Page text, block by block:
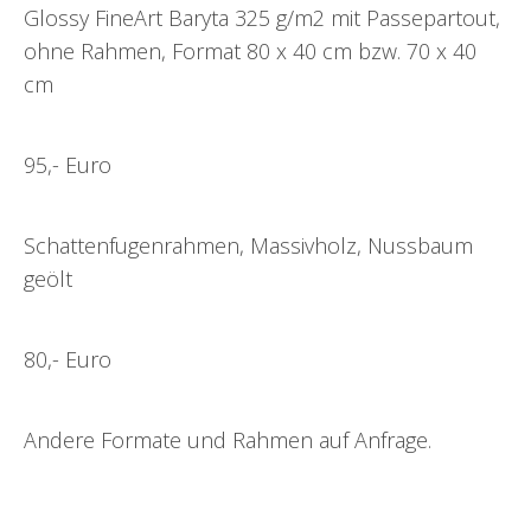
Glossy FineArt Baryta 325 g/m2 mit Passepartout,
ohne Rahmen, Format 80 x 40 cm bzw. 70 x 40
cm
95,- Euro
Schattenfugenrahmen, Massivholz, Nussbaum
geölt
80,- Euro
Andere Formate und Rahmen auf Anfrage.